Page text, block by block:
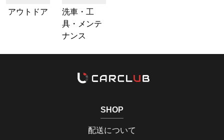
アウトドア
洗車・工
具・メンテ
ナンス
SHOP
配送について